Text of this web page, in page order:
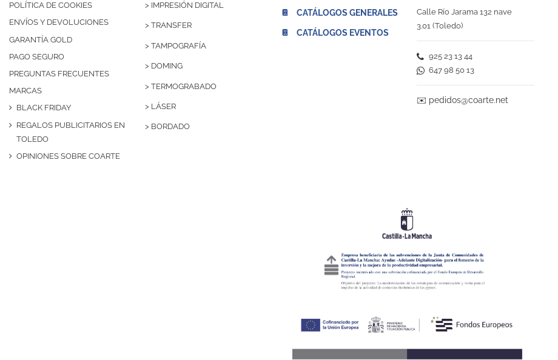
POLÍTICA DE COOKIES
ENVÍOS Y DEVOLUCIONES
GARANTÍA GOLD
PAGO SEGURO
PREGUNTAS FRECUENTES
MARCAS
BLACK FRIDAY
REGALOS PUBLICITARIOS EN
TOLEDO
OPINIONES SOBRE COARTE
> IMPRESIÓN DIGITAL
> TRANSFER
> TAMPOGRAFÍA
> DOMING
> TERMOGRABADO
> LÁSER
> BORDADO
📔 CATÁLOGOS GENERALES
📔 CATÁLOGOS EVENTOS
Calle Río Jarama 132 nave
3.01 (Toledo)
925 23 13 44
647 98 50 13
✉️ pedidos@coarte.net